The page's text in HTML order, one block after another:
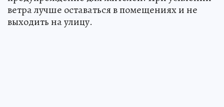
ветра лучше оставаться в помещениях и не
выходить на улицу.